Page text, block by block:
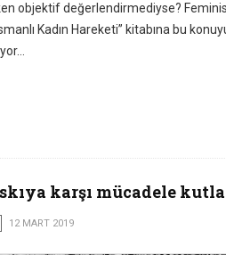
objektif değerlendirmediyse?
Kadın Hareketi” kitabına bu
karşı mücadele
12 MART 2019